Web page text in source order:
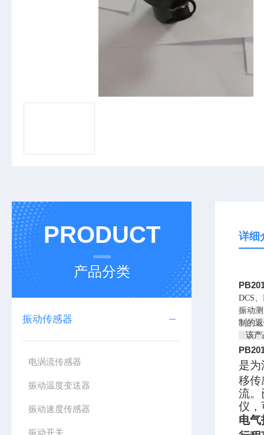
PRODUCT
产品分类
振动传感器
电涡流传感器
振动温度变送器
振动速度传感器
振动开关
详细
DCS
振动
制的
该产
是
移传
流。
仪，
电气